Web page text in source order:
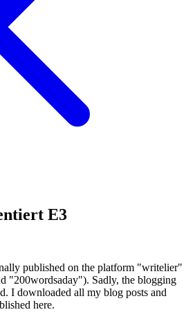
E3
published on the platform "writelier"
"200wordsaday"). Sadly, the blogging
I downloaded all my blog posts and
here.